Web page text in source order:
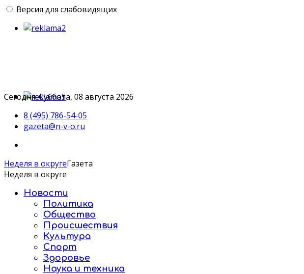
Версия для слабовидящих
Сегодня: Суббота, 08 августа 2026
8 (495) 786-54-05
gazeta@n-v-o.ru
Неделя в округеГазета
Неделя в округе
Новости
Политика
Общество
Происшествия
Культура
Спорт
Здоровье
Наука и техника